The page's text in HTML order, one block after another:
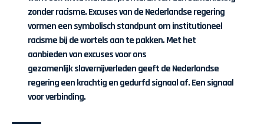
zonder racisme. Excuses van de Nederlandse regering
vormen een symbolisch standpunt om institutioneel
racisme bij de wortels aan te pakken. Met het
aanbieden van excuses voor ons
gezamenlijk slavernijverleden geeft de Nederlandse
regering een krachtig en gedurfd signaal af. Een signaal
voor verbinding.